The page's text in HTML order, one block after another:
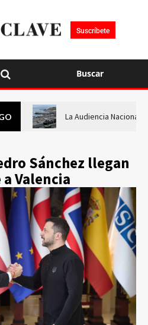
Suscríbete
Buscar
La Audiencia Nacional
Sánchez llegan
Valencia